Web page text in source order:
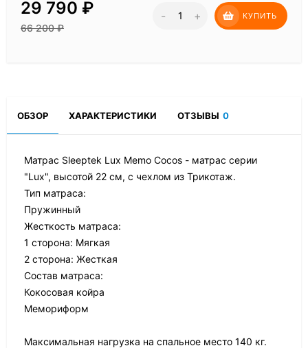
29 790 ₽
66 200₽
- + КУПИТЬ
ОБЗОР ХАРАКТЕРИСТИКИ ОТЗЫВЫ 0
Матрас Sleeptek Lux Memo Cocos - матрас серии
"Lux", высотой 22 см, с чехлом из Трикотаж.
Тип матраса:
Пружинный
Жесткость матраса:
1 сторона: Мягкая
2 сторона: Жесткая
Состав матраса:
Кокосовая койра
Мемориформ
Максимальная нагрузка на спальное место 140 кг.